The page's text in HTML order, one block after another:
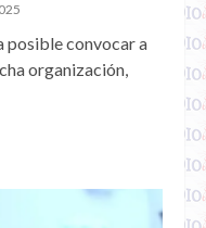
posible convocar a
organización,